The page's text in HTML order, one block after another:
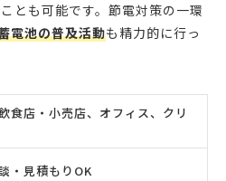
とも可能です。節電対策の一環
池の普及活動も精力的に行っ
食店・小売店、オフィス、クリ
・見積もりOK